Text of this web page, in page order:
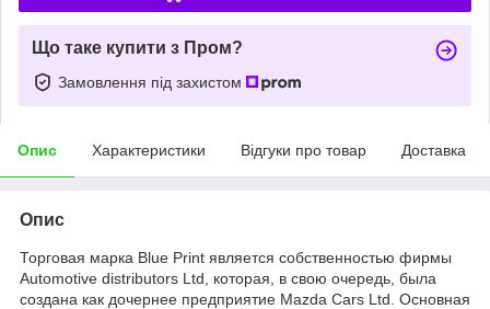
Що таке купити з Пром?
Замовлення під захистом
Опис Характеристики Відгуки про товар Доставка
Опис
Торговая марка Blue Print является собственностью фирмы
Automotive distributors Ltd, которая, в свою очередь, была
создана как дочернее предприятие Mazda Cars Ltd. Основная